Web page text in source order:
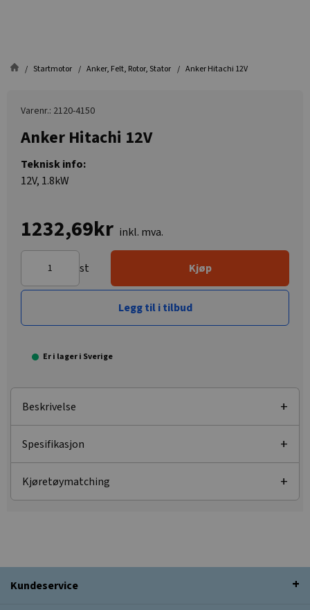
Startmotor Anker, Felt, Rotor, Stator Anker Hitachi 12V
Varenr.: 2120-4150
Anker Hitachi 12V
Teknisk info:
12V, 1.8kW
1232,69kr inkl. mva.
st Kjøp
Legg til i tilbud
Er i lager i Sverige
Beskrivelse
Spesifikasjon
Kjøretøymatching
Kundeservice